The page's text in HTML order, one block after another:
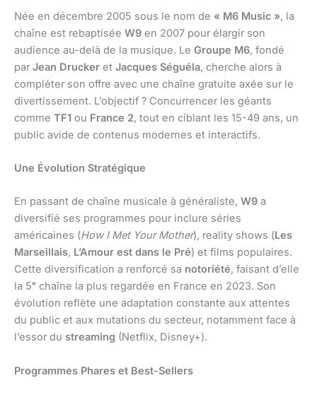
Née en décembre 2005 sous le nom de « M6 Music », la
chaîne est rebaptisée W9 en 2007 pour élargir son
audience au-delà de la musique. Le Groupe M6, fondé
par Jean Drucker et Jacques Séguéla, cherche alors à
compléter son offre avec une chaîne gratuite axée sur le
divertissement. L’objectif ? Concurrencer les géants
comme TF1 ou France 2, tout en ciblant les 15-49 ans, un
public avide de contenus modernes et interactifs.
Une Évolution Stratégique
En passant de chaîne musicale à généraliste, W9 a
diversifié ses programmes pour inclure séries
américaines (How I Met Your Mother), reality shows (Les
Marseillais, L’Amour est dans le Pré) et films populaires.
Cette diversification a renforcé sa notoriété, faisant d’elle
la 5ᵉ chaîne la plus regardée en France en 2023. Son
évolution reflète une adaptation constante aux attentes
du public et aux mutations du secteur, notamment face à
l’essor du streaming (Netflix, Disney+).
Programmes Phares et Best-Sellers